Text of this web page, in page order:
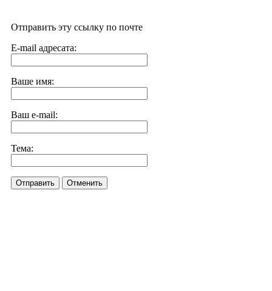
Отправить эту ссылку по почте
E-mail адресата:
Ваше имя:
Ваш e-mail:
Тема:
Отправить Отменить